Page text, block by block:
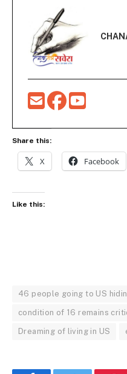
Share this:
X Facebook
Like this:
46 people going to US
condition of 16 remains
Dreaming of living in US